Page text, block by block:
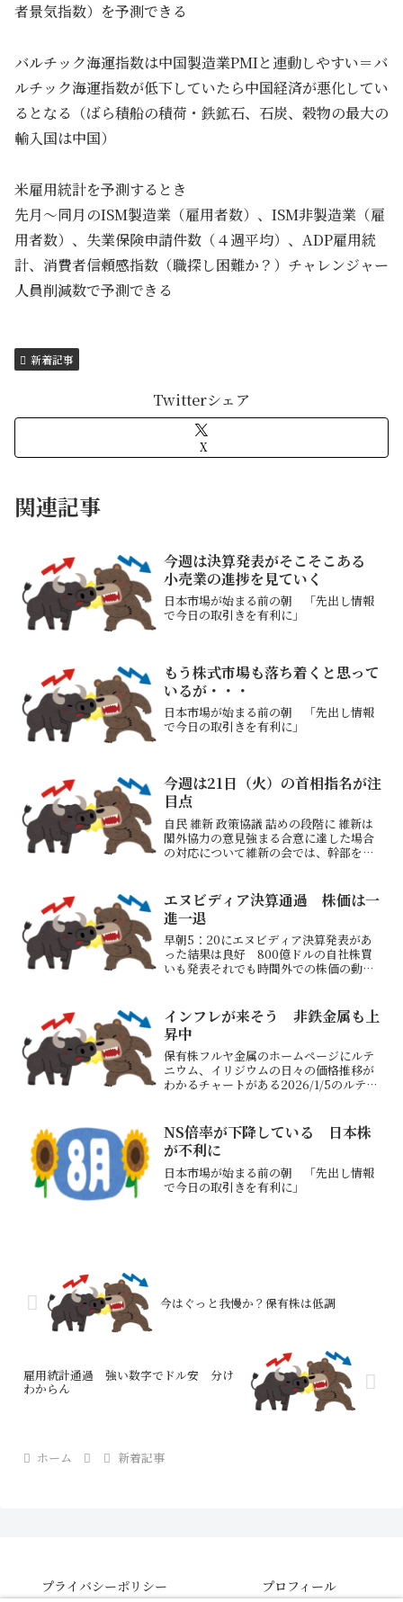
者景気指数）を予測できる
バルチック海運指数は中国製造業PMIと連動しやすい＝バ
ルチック海運指数が低下していたら中国経済が悪化してい
るとなる（ばら積船の積荷・鉄鉱石、石炭、穀物の最大の
輸入国は中国）
米雇用統計を予測するとき
先月～同月のISM製造業（雇用者数）、ISM非製造業（雇
用者数）、失業保険申請件数（４週平均）、ADP雇用統
計、消費者信頼感指数（職探し困難か？）チャレンジャー
人員削減数で予測できる
新着記事
Twitterシェア
X
関連記事
今週は決算発表がそこそこある
小売業の進捗を見ていく
日本市場が始まる前の朝 「先出し情報
で今日の取引きを有利に」
もう株式市場も落ち着くと思って
いるが・・・
日本市場が始まる前の朝 「先出し情報
で今日の取引きを有利に」
今週は21日（火）の首相指名が注
目点
自民 維新 政策協議 詰めの段階に 維新は
閣外協力の意見強まる合意に達した場合
の対応について維新の会では、幹部を中
民民主党・玉木雄一郎氏、高市早苗氏に
協力 「政策進める...
エヌビディア決算通過 株価は一
進一退
早朝5：20にエヌビディア決算発表があ
った結果は良好 800億ドルの自社株買
いも発表それでも時間外での株価の動き
普通になってきたそれでも日経平均先物
は+1500円以上ア...
インフレが来そう 非鉄金属も上
昇中
保有株フルヤ金属のホームページにルテ
ニウム、イリジウムの日々の価格推移が
わかるチャートがある2026/1/5のルテニ
39.2％の上昇となっているルテニウ...
NS倍率が下降している 日本株
が不利に
日本市場が始まる前の朝 「先出し情報
で今日の取引きを有利に」
今はぐっと我慢か？保有株は低調
雇用統計通過 強い数字でドル安 分け
わからん
ホーム 新着記事
プライバシーポリシー プロフィール